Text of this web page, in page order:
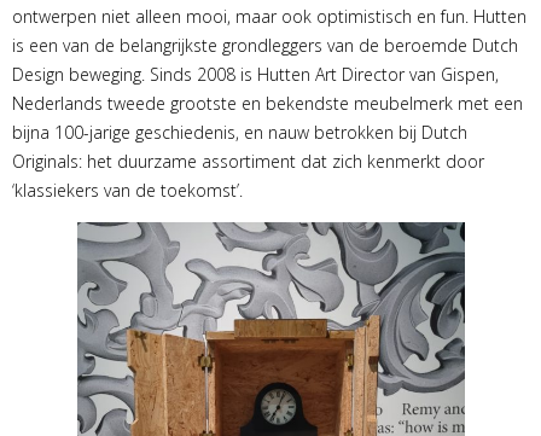
ontwerpen niet alleen mooi, maar ook optimistisch en fun. Hutten
is een van de belangrijkste grondleggers van de beroemde Dutch
Design beweging. Sinds 2008 is Hutten Art Director van Gispen,
Nederlands tweede grootste en bekendste meubelmerk met een
bijna 100-jarige geschiedenis, en nauw betrokken bij Dutch
Originals: het duurzame assortiment dat zich kenmerkt door
‘klassiekers van de toekomst’.